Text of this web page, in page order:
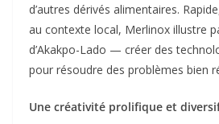
d’autres dérivés alimentaires.
au contexte local, Merlinox illustre
d’Akakpo-Lado — créer des
pour résoudre des problèmes bien
Une créativité prolifique et